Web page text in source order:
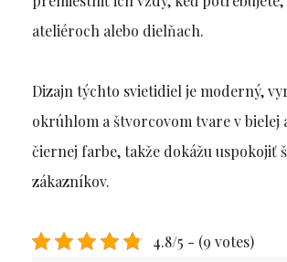
ateliéroch alebo dielňach.
Dizajn týchto svietidiel je moderný,
okrúhlom a štvorcovom tvare v bielej
čiernej farbe, takže dokážu uspokojiť
zákazníkov.
4.8/5 - (9 votes)